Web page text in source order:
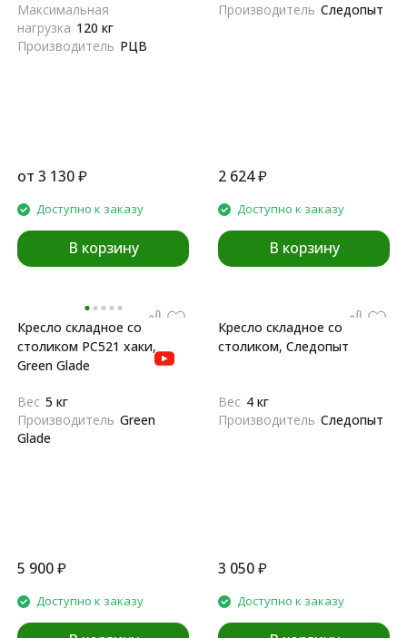
Максимальная
нагрузка 120 кг
Производитель РЦВ
от 3 130₽
Доступно к заказу
В корзину
Производитель Следопыт
2 624₽
Доступно к заказу
В корзину
Кресло складное со
столиком РС521 хаки,
Green Glade
Вес 5 кг
Производитель Green
Glade
5 900₽
Доступно к заказу
Кресло складное со
столиком, Следопыт
Вес 4 кг
Производитель Следопыт
3 050₽
Доступно к заказу